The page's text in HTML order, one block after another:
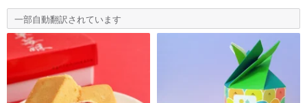
一部自動翻訳されています